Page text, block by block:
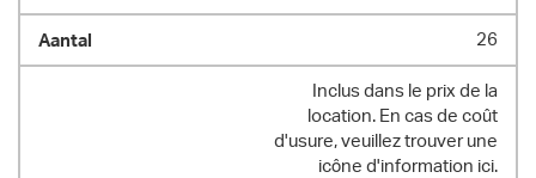
26
Inclus dans le prix de la
location. En cas de coût
d'usure, veuillez trouver une
icône d'information ici.